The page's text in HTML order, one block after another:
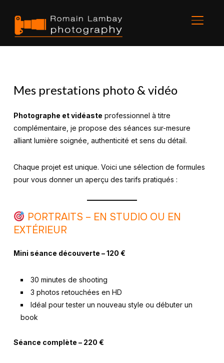
Mes prestations photo & vidéo
Photographe et vidéaste professionnel à titre
complémentaire, je propose des séances sur-mesure
alliant lumière soignée, authenticité et sens du détail.
Chaque projet est unique. Voici une sélection de formules
pour vous donner un aperçu des tarifs pratiqués :
PORTRAITS – EN STUDIO OU EN
EXTÉRIEUR
Mini séance découverte – 120 €
30 minutes de shooting
3 photos retouchées en HD
Idéal pour tester un nouveau style ou débuter un
book
Séance complète – 220 €